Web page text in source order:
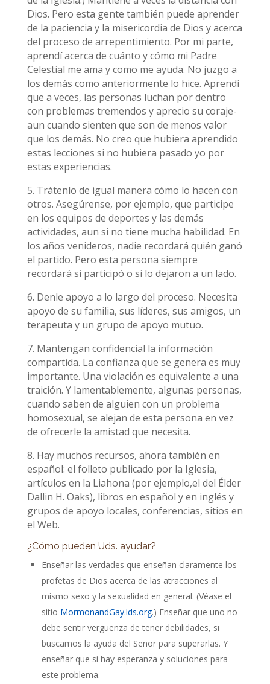
Dios. Pero esta gente también puede aprender
de la paciencia y la misericordia de Dios y acerca
del proceso de arrepentimiento. Por mi parte,
aprendí acerca de cuánto y cómo mi Padre
Celestial me ama y como me ayuda. No juzgo a
los demás como anteriormente lo hice. Aprendí
que a veces, las personas luchan por dentro
con problemas tremendos y aprecio su coraje-
aun cuando sienten que son de menos valor
que los demás. No creo que hubiera aprendido
estas lecciones si no hubiera pasado yo por
estas experiencias.
5. Trátenlo de igual manera cómo lo hacen con
otros. Asegúrense, por ejemplo, que participe
en los equipos de deportes y las demás
actividades, aun si no tiene mucha habilidad. En
los años venideros, nadie recordará quién ganó
el partido. Pero esta persona siempre
recordará si participó o si lo dejaron a un lado.
6. Denle apoyo a lo largo del proceso. Necesita
apoyo de su familia, sus líderes, sus amigos, un
terapeuta y un grupo de apoyo mutuo.
7. Mantengan confidencial la información
compartida. La confianza que se genera es muy
importante. Una violación es equivalente a una
traición. Y lamentablemente, algunas personas,
cuando saben de alguien con un problema
homosexual, se alejan de esta persona en vez
de ofrecerle la amistad que necesita.
8. Hay muchos recursos, ahora también en
español: el folleto publicado por la Iglesia,
artículos en la Liahona (por ejemplo,el del Élder
Dallin H. Oaks), libros en español y en inglés y
grupos de apoyo locales, conferencias, sitios en
el Web.
¿Cómo pueden Uds. ayudar?
Enseñar las verdades que enseñan claramente los
profetas de Dios acerca de las atracciones al
mismo sexo y la sexualidad en general. (Véase el
sitio MormonandGay.lds.org.) Enseñar que uno no
debe sentir verguenza de tener debilidades, si
buscamos la ayuda del Señor para superarlas. Y
enseñar que sí hay esperanza y soluciones para
este problema.